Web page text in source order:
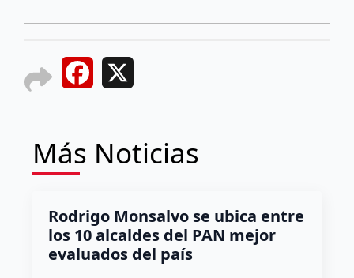
Facebook
Más Noticias
Rodrigo Monsalvo se ubica entre
los 10 alcaldes del PAN mejor
evaluados del país